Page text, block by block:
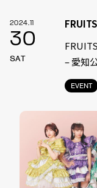
2024.11
30
SAT
EVENT
– 愛知